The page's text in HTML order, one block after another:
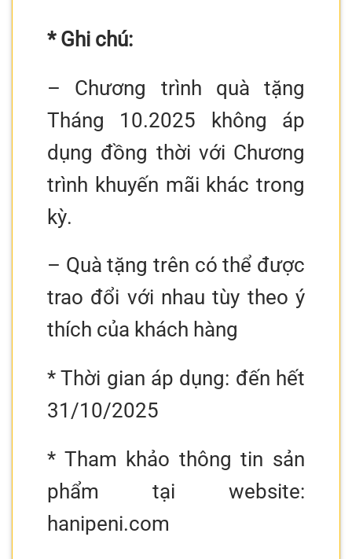
* Ghi chú:
– Chương trình quà tặng
Tháng 10.2025 không áp
dụng đồng thời với Chương
trình khuyến mãi khác trong
kỳ.
– Quà tặng trên có thể được
trao đổi với nhau tùy theo ý
thích của khách hàng
* Thời gian áp dụng: đến hết
31/10/2025
* Tham khảo thông tin sản
phẩm tại website:
hanipeni.com